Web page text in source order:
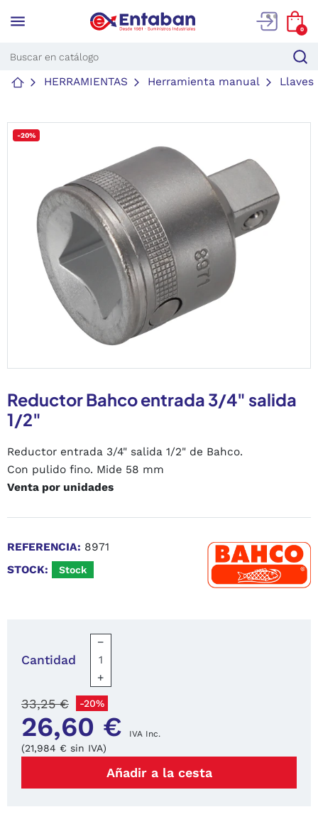
menu 0
HERRAMIENTAS Herramienta manual Llaves
-20%
Reductor Bahco entrada 3/4" salida
1/2"
Reductor entrada 3/4" salida 1/2" de Bahco.
Con pulido fino. Mide 58 mm
Venta por unidades
REFERENCIA: 8971
STOCK:
Stock
Cantidad
−
+
26,60 € IVA Inc.
33,25 € -20%
(21,984 € sin IVA)
Añadir a la cesta